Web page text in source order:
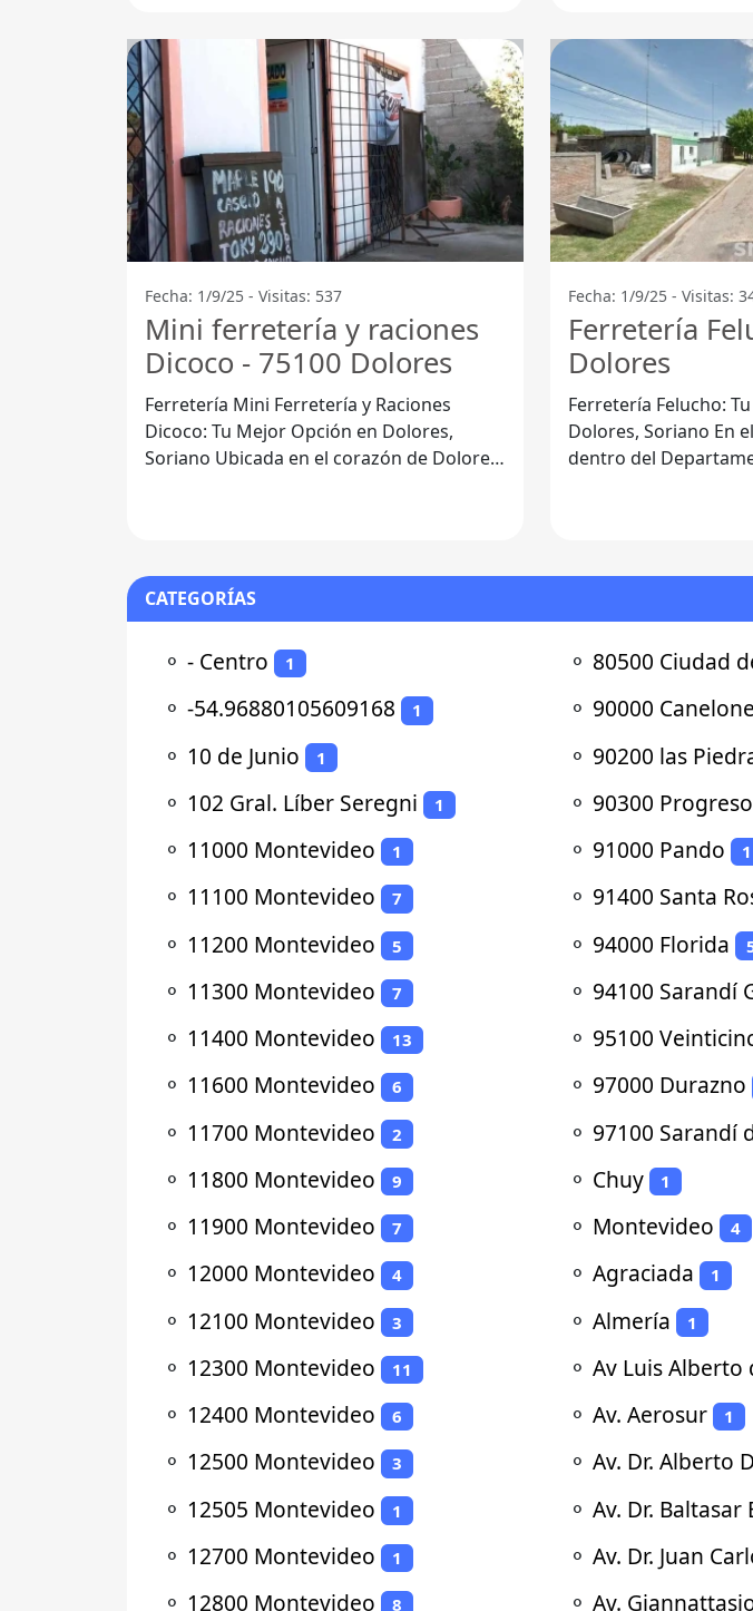
Fecha: 1/9/25 - Visitas: 537
Mini ferretería y raciones
Dicoco - 75100 Dolores
Ferretería Mini Ferretería y Raciones
Dicoco: Tu Mejor Opción en Dolores,
Soriano Ubicada en el corazón de Dolores,
Fecha: 1/9/25 - Visitas:
Ferretería
Dolores
Ferretería Felucho:
Dolores, Soriano En el corazón de Dolores,
dentro del
CATEGORÍAS
⚬ - Centro 1
⚬ -54.96880105609168 1
⚬ 10 de Junio 1
⚬ 102 Gral. Líber Seregni 1
⚬ 11000 Montevideo 1
⚬ 11100 Montevideo 7
⚬ 11200 Montevideo 5
⚬ 11300 Montevideo 7
⚬ 11400 Montevideo 13
⚬ 11600 Montevideo 6
⚬ 11700 Montevideo 2
⚬ 11800 Montevideo 9
⚬ 11900 Montevideo 7
⚬ 12000 Montevideo 4
⚬ 12100 Montevideo 3
⚬ 12300 Montevideo 11
⚬ 12400 Montevideo 6
⚬ 12500 Montevideo 3
⚬ 12505 Montevideo 1
⚬ 12700 Montevideo 1
⚬ 12800 Montevideo 8
⚬ 80500 Ciudad
⚬ 90000
⚬ 90200 las
⚬ 90300 Progreso
⚬ 91000 Pando 1
⚬ 91400 Santa
⚬ 94000 Florida
⚬ 94100 Sarandí
⚬ 95100
⚬ 97000 Durazno
⚬ 97100 Sarandí
⚬ Chuy 1
⚬ Montevideo 4
⚬ Agraciada 1
⚬ Almería 1
⚬ Av Luis Alberto
⚬ Av. Aerosur 1
⚬ Av. Dr. Alberto
⚬ Av. Dr. Baltasar
⚬ Av. Dr. Juan
⚬ Av.